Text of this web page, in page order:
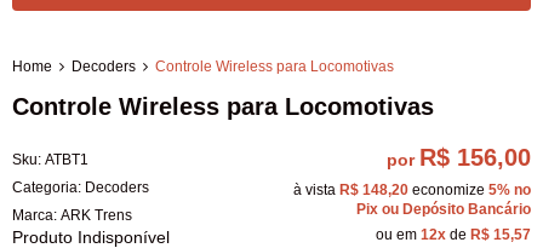
Home Decoders Controle Wireless para Locomotivas
Controle Wireless para Locomotivas
Sku: ATBT1
Categoria: Decoders
Marca: ARK Trens
Produto Indisponível
por R$ 156,00
à vista R$ 148,20 economize 5% no
Pix ou Depósito Bancário
ou em 12x de R$ 15,57